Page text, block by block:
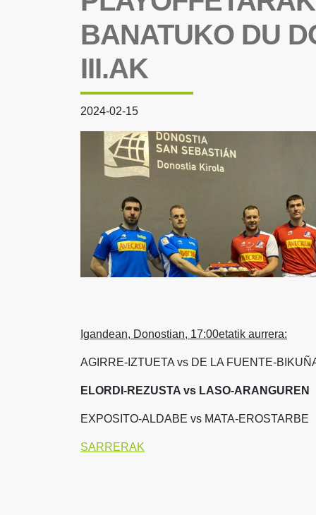
BANATUKO DU
III.AK
2024-02-15
Igandean, Donostian, 17:00etatik aurrera:
AGIRRE-IZTUETA vs DE LA FUENTE-
ELORDI-REZUSTA vs LASO-ARANGUREN
EXPOSITO-ALDABE vs MATA-EROSTARBE
SARRERAK